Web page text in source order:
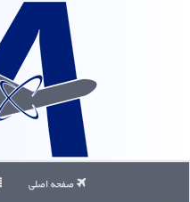
صفحه اصلی